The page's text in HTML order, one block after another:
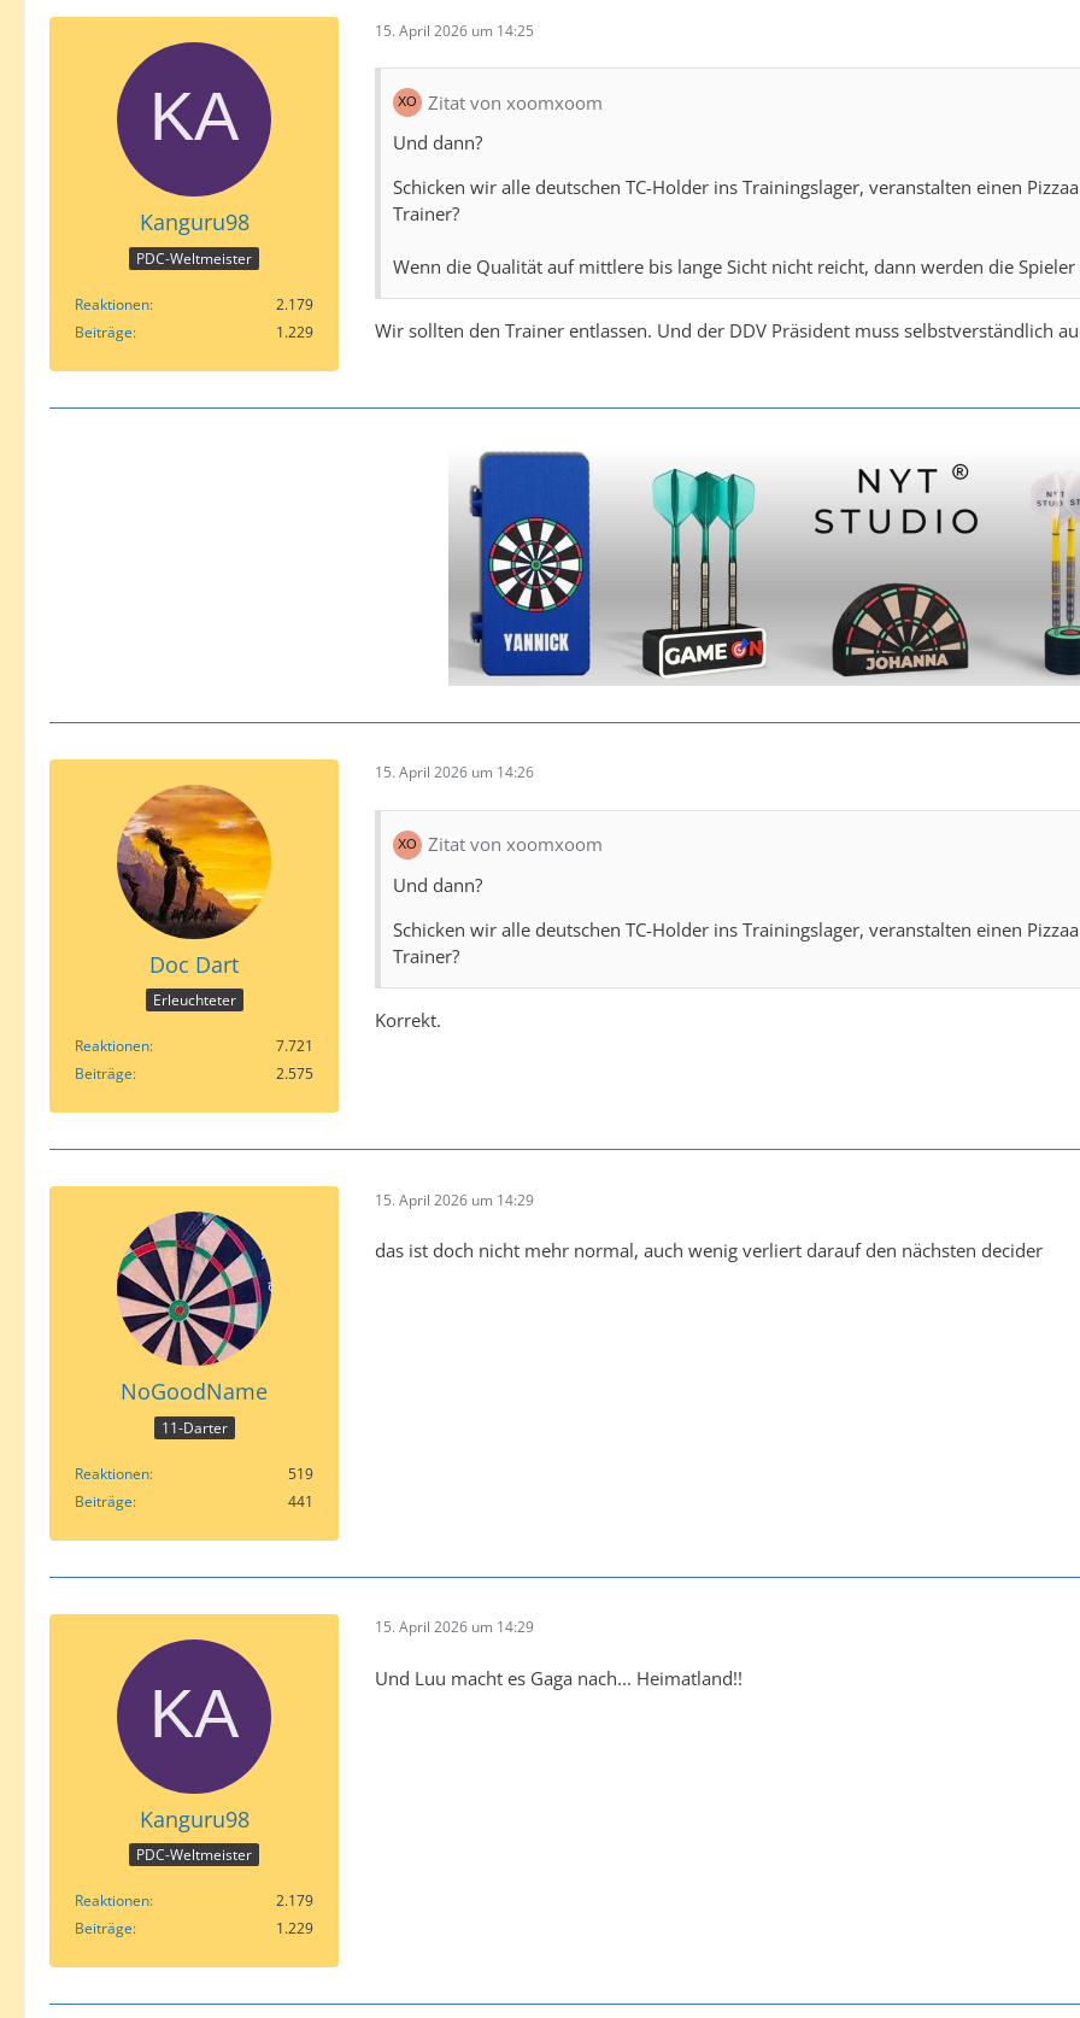
Kanguru98
PDC-Weltmeister
Reaktionen
2.179
Beiträge
1.229
15. April 2026 um 14:25
Zitat von xoomxoom
Und dann?
Schicken wir alle deutschen TC-Holder ins Trainingslager, veranstalten einen
Trainer?
Wenn die Qualität auf mittlere bis lange Sicht nicht reicht, dann werden die
Wir sollten den Trainer entlassen. Und der DDV Präsident muss selbstverständlich
Doc Dart
Erleuchteter
Reaktionen
7.721
Beiträge
2.575
15. April 2026 um 14:26
Zitat von xoomxoom
Und dann?
Schicken wir alle deutschen TC-Holder ins Trainingslager, veranstalten einen
Trainer?
Korrekt.
NoGoodName
11-Darter
Reaktionen
519
Beiträge
441
15. April 2026 um 14:29
das ist doch nicht mehr normal, auch wenig verliert darauf den nächsten decider
Kanguru98
PDC-Weltmeister
Reaktionen
2.179
Beiträge
1.229
15. April 2026 um 14:29
Und Luu macht es Gaga nach... Heimatland!!